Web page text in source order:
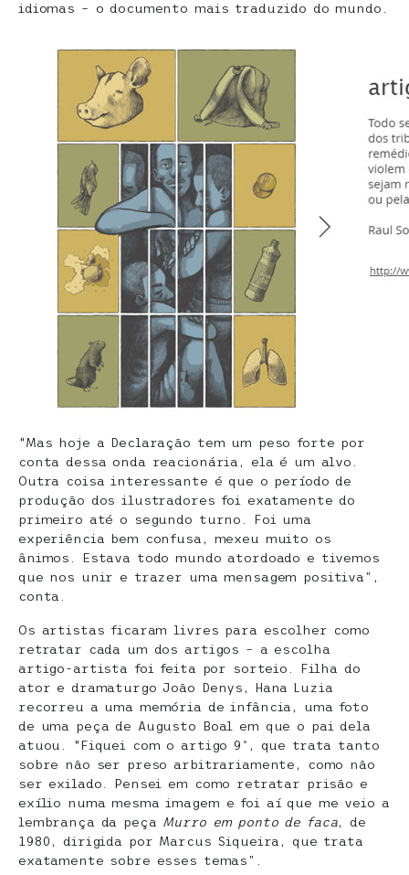
idiomas – o documento mais traduzido do mundo.
“Mas hoje a Declaração tem um peso forte por
conta dessa onda reacionária, ela é um alvo.
Outra coisa interessante é que o período de
produção dos ilustradores foi exatamente do
primeiro até o segundo turno. Foi uma
experiência bem confusa, mexeu muito os
ânimos. Estava todo mundo atordoado e tivemos
que nos unir e trazer uma mensagem positiva”,
conta.
Os artistas ficaram livres para escolher como
retratar cada um dos artigos – a escolha
artigo-artista foi feita por sorteio. Filha do
ator e dramaturgo João Denys, Hana Luzia
recorreu a uma memória de infância, uma foto
de uma peça de Augusto Boal em que o pai dela
atuou. “Fiquei com o artigo 9º, que trata tanto
sobre não ser preso arbitrariamente, como não
ser exilado. Pensei em como retratar prisão e
exílio numa mesma imagem e foi aí que me veio a
lembrança da peça Murro em ponto de faca, de
1980, dirigida por Marcus Siqueira, que trata
exatamente sobre esses temas”.